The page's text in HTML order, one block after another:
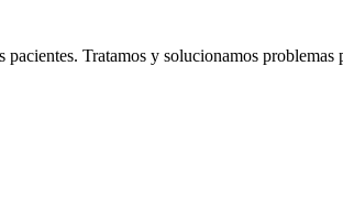
Tratamos y solucionamos problemas